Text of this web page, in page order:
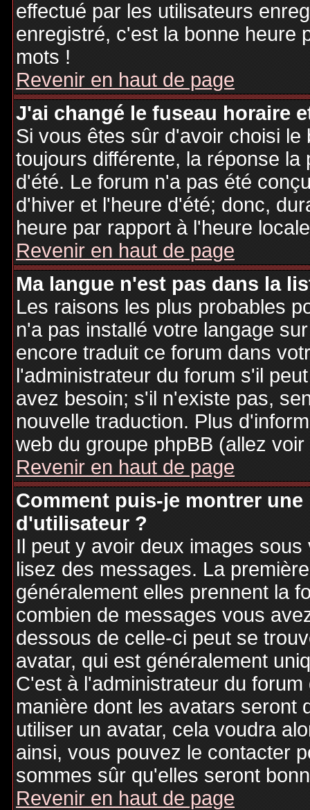
effectué par les utilisateurs
enregistré, c'est la bonne heure
mots !
Revenir en haut de page
J'ai changé le fuseau horaire
Si vous êtes sûr d'avoir choisi
toujours différente, la réponse
d'été. Le forum n'a pas été
d'hiver et l'heure d'été; donc,
heure par rapport à l'heure
Revenir en haut de page
Ma langue n'est pas dans la
Les raisons les plus probables
n'a pas installé votre langage
encore traduit ce forum dans
l'administrateur du forum s'il
avez besoin; s'il n'existe pas,
nouvelle traduction. Plus
web du groupe phpBB (allez
Revenir en haut de page
Comment puis-je montrer
d'utilisateur ?
Il peut y avoir deux images
lisez des messages. La
généralement elles prennent la
combien de messages vous
dessous de celle-ci peut se
avatar, qui est généralement
C'est à l'administrateur du
manière dont les avatars seront
utiliser un avatar, cela voudra
ainsi, vous pouvez le contacter
sommes sûr qu'elles seront
Revenir en haut de page